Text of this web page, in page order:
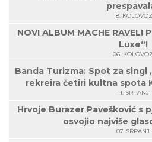
18. KOLOVOZ
NOVI ALBUM MACHE
Luxe“!
06.
Banda Turizma: Spot za singl
rekreira četiri kultna spota
11. SRPANJ
Hrvoje Burazer Pavešković s
osvojio najviše
07. SRPANJ